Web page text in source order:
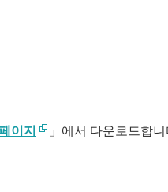
이지 」에서 다운로드합니